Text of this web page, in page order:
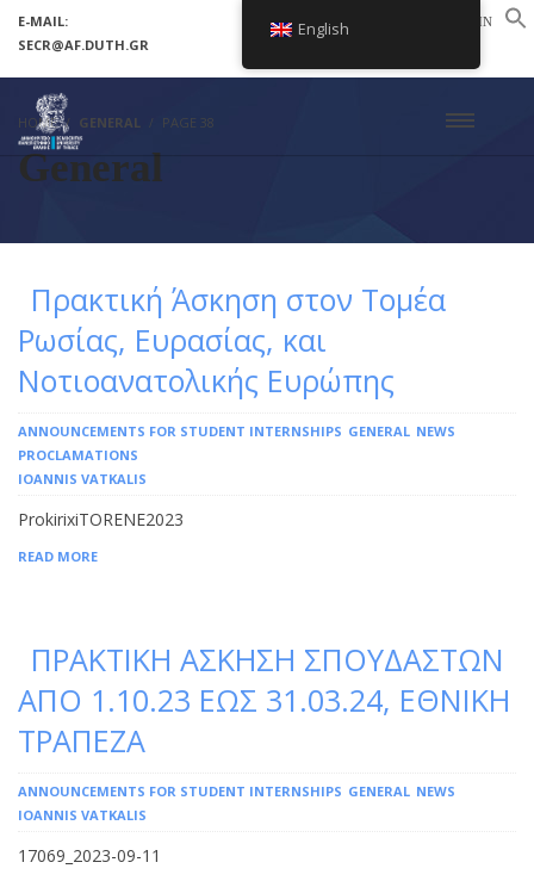
E-MAIL:
SECR@AF.DUTH.GR
LOGIN
HOME GENERAL PAGE 38
General
Πρακτική Άσκηση στον Τομέα
Ρωσίας, Ευρασίας, και
Νοτιοανατολικής Ευρώπης
ANNOUNCEMENTS FOR STUDENT INTERNSHIPS GENERAL NEWS
PROCLAMATIONS
IOANNIS VATKALIS
ProkirixiTORENE2023
READ MORE
ΠΡΑΚΤΙΚΗ ΑΣΚΗΣΗ ΣΠΟΥΔΑΣΤΩΝ
ΑΠΟ 1.10.23 ΕΩΣ 31.03.24, ΕΘΝΙΚΗ
ΤΡΑΠΕΖΑ
ANNOUNCEMENTS FOR STUDENT INTERNSHIPS GENERAL NEWS
IOANNIS VATKALIS
17069_2023-09-11
English